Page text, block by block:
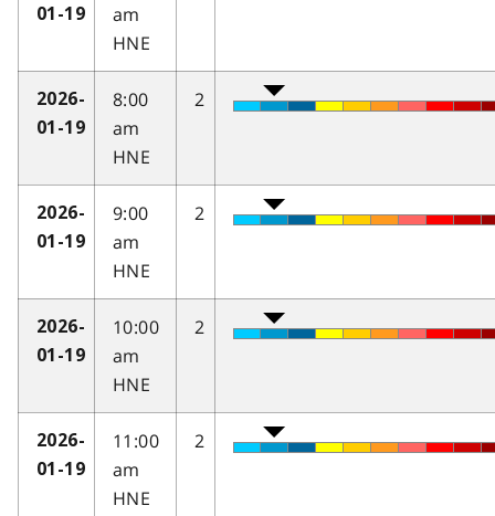
01-19
am
HNE
2026-
01-19
8:00
am
HNE
2
2026-
01-19
9:00
am
HNE
2
2026-
01-19
10:00
am
HNE
2
2026-
01-19
11:00
am
HNE
2